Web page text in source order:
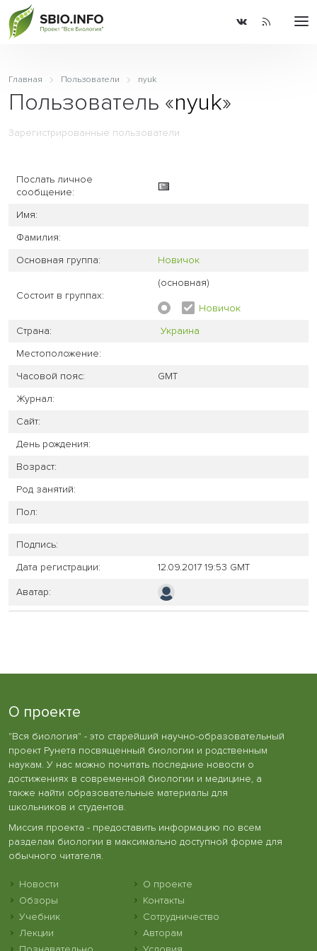
Главная Пользователи nyuk
Пользователь «nyuk»
Зарегистрированные пользователи
Послать личное
сообщение:
Имя:
Фамилия:
Основная группа:
Новичок
Состоит в группах:
(основная)
Новичок
Страна:
Украина
Местоположение:
Часовой пояс:
GMT
Журнал:
Сайт:
День рождения:
Возраст:
Род занятий:
Пол:
Подпись:
Дата регистрации:
12.09.2017 19:53 GMT
Аватар:
О проекте
"Вся биология" - это старейший научно-образовательный
проект Рунета посвященный биологии и родственным
наукам. У нас можно почитать последние новости о
достижениях в современной биологии и медицине, а
также найти образовательные материалы для
школьников и студентов.
Миссия проекта - предоставить информацию по всем
разделам биологии в максимально доступной форме для
обычного читателя.
Новости
Обзоры
Учебник
Лекции
О проекте
Контакты
Сотрудничество
Авторам